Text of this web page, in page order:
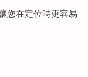
您在定位時更容易